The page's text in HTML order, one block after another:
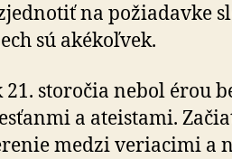
na po­žia­dav­ke
sú aké­koľ­vek.
storočia nebol érou
a ateistami.
medzi veriacimi a